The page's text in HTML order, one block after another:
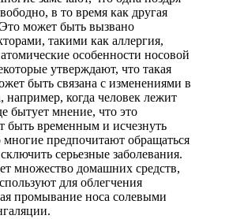
в то время как другая
может быть вызвано
такими как аллергия,
особенности носовой
утверждают, что такая
быть связана с изменениями в
например, когда человек лежит
бытует мнение, что это
быть временным и исчезнуть
многие предпочитают обращаться
серьезные заболевания.
множество домашних средств,
для облегчения
промывание носа солевыми